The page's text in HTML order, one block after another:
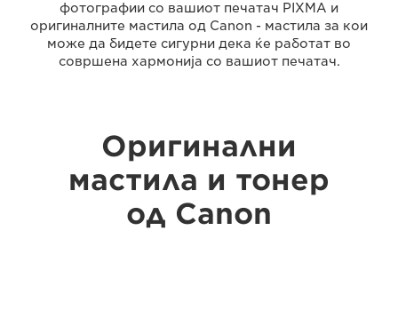
фотографии со вашиот печатач PIXMA и
оригиналните мастила од Canon - мастила за кои
може да бидете сигурни дека ќе работат во
совршена хармонија со вашиот печатач.
Оригинални
мастила и тонер
од Canon